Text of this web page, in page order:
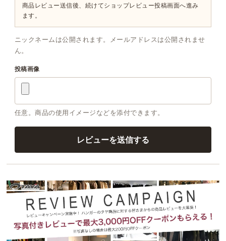
商品レビュー送信後、続けてショップレビュー投稿画面へ進み
ます。
ニックネームは公開されます。メールアドレスは公開されませ
ん。
投稿画像
任意。商品の使用イメージなどを添付できます。